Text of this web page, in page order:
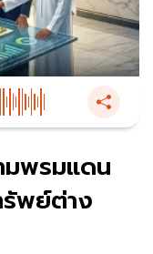
มพรมแดน
พย์ต่าง